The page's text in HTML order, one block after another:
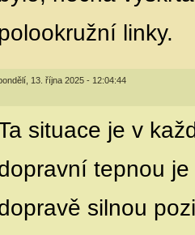
linky.
13. října 2025 - 12:04:44
situace je v
tepnou
silnou